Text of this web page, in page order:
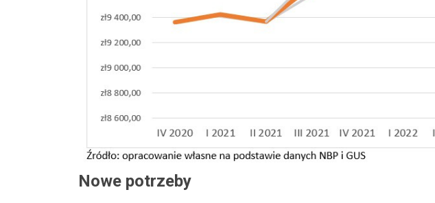
Nowe potrzeby